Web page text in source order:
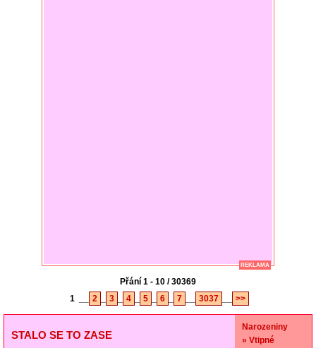
REKLAMA
Přání 1 - 10 / 30369
1
2 3 4 5 6 7 3037 >>
STALO SE TO ZASE
Narozeniny
» Vtipné